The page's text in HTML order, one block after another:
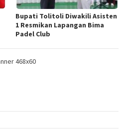
Bupati Tolitoli Diwakili Asisten
1 Resmikan Lapangan Bima
Padel Club